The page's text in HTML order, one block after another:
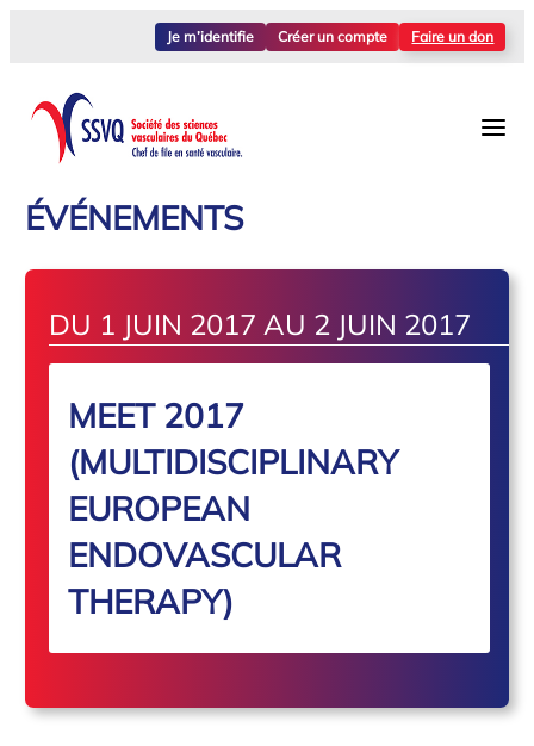
Je m’identifie Créer un compte Faire un don
ÉVÉNEMENTS
DU 1 JUIN 2017 AU 2 JUIN 2017
MEET 2017
(MULTIDISCIPLINARY
EUROPEAN
ENDOVASCULAR
THERAPY)